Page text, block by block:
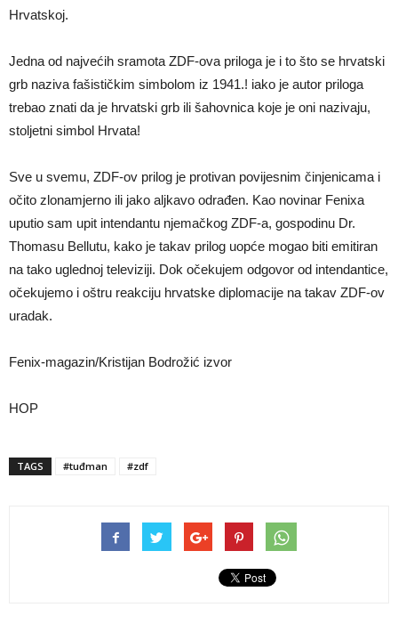
Hrvatskoj.
Jedna od najvećih sramota ZDF-ova priloga je i to što se hrvatski
grb naziva fašističkim simbolom iz 1941.! iako je autor priloga
trebao znati da je hrvatski grb ili šahovnica koje je oni nazivaju,
stoljetni simbol Hrvata!
Sve u svemu, ZDF-ov prilog je protivan povijesnim činjenicama i
očito zlonamjerno ili jako aljkavo odrađen. Kao novinar Fenixa
uputio sam upit intendantu njemačkog ZDF-a, gospodinu Dr.
Thomasu Bellutu, kako je takav prilog uopće mogao biti emitiran
na tako uglednoj televiziji. Dok očekujem odgovor od intendantice,
očekujemo i oštru reakciju hrvatske diplomacije na takav ZDF-ov
uradak.
Fenix-magazin/Kristijan Bodrožić izvor
HOP
TAGS #tuđman #zdf